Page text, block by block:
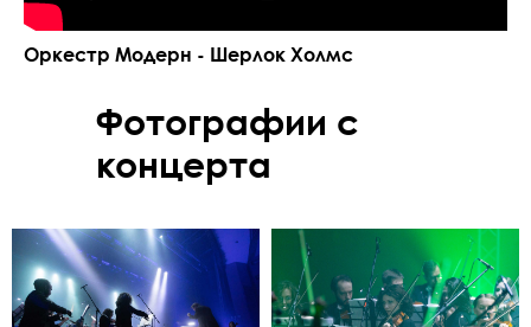
Оркестр Модерн - Шерлок Холмс
Фотографии с
концерта